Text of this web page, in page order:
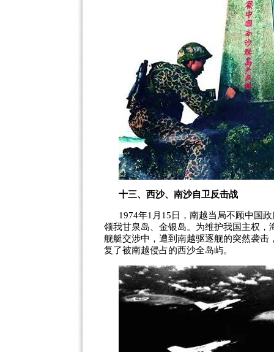
十三、西沙、南沙自卫反击战
1974年1 月 15 日，南越当局不顾中国
领我甘泉岛、金银岛。为维护我国主权
舰艇交涉中，遭到南越驱逐舰的突然袭
复了被南越侵占的西沙全岛屿。